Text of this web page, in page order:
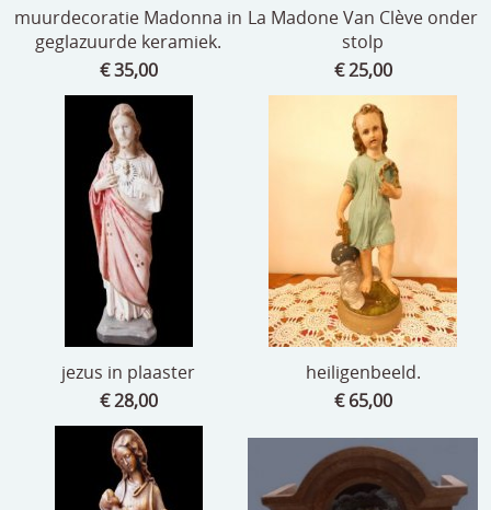
muurdecoratie Madonna in
geglazuurde keramiek.
€ 35,00
La Madone Van Clève onder
stolp
€ 25,00
jezus in plaaster
€ 28,00
heiligenbeeld.
€ 65,00